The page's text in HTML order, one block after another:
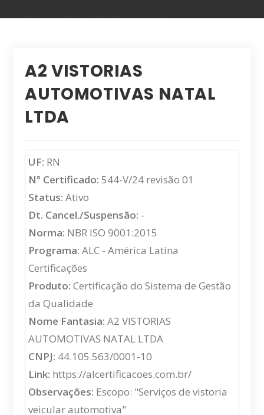
A2 VISTORIAS
AUTOMOTIVAS NATAL
LTDA
UF: RN
N° Certificado: 544-V/24 revisão 01
Status: Ativo
Dt. Cancel./Suspensão: -
Norma: NBR ISO 9001:2015
Programa: ALC - América Latina
Certificações
Produto: Certificação do Sistema de Gestão
da Qualidade
Nome Fantasia: A2 VISTORIAS
AUTOMOTIVAS NATAL LTDA
CNPJ: 44.105.563/0001-10
Link: https://alcertificacoes.com.br/
Observações: Escopo: "Serviços de vistoria
veicular automotiva"